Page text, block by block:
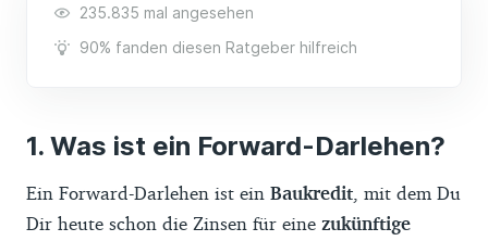
235.835 mal angesehen
90% fanden diesen Ratgeber hilfreich
Was ist ein Forward-Darlehen?
Ein Forward-Darlehen ist ein Baukredit , mit dem Du
Dir heute schon die Zinsen für eine zukünftige